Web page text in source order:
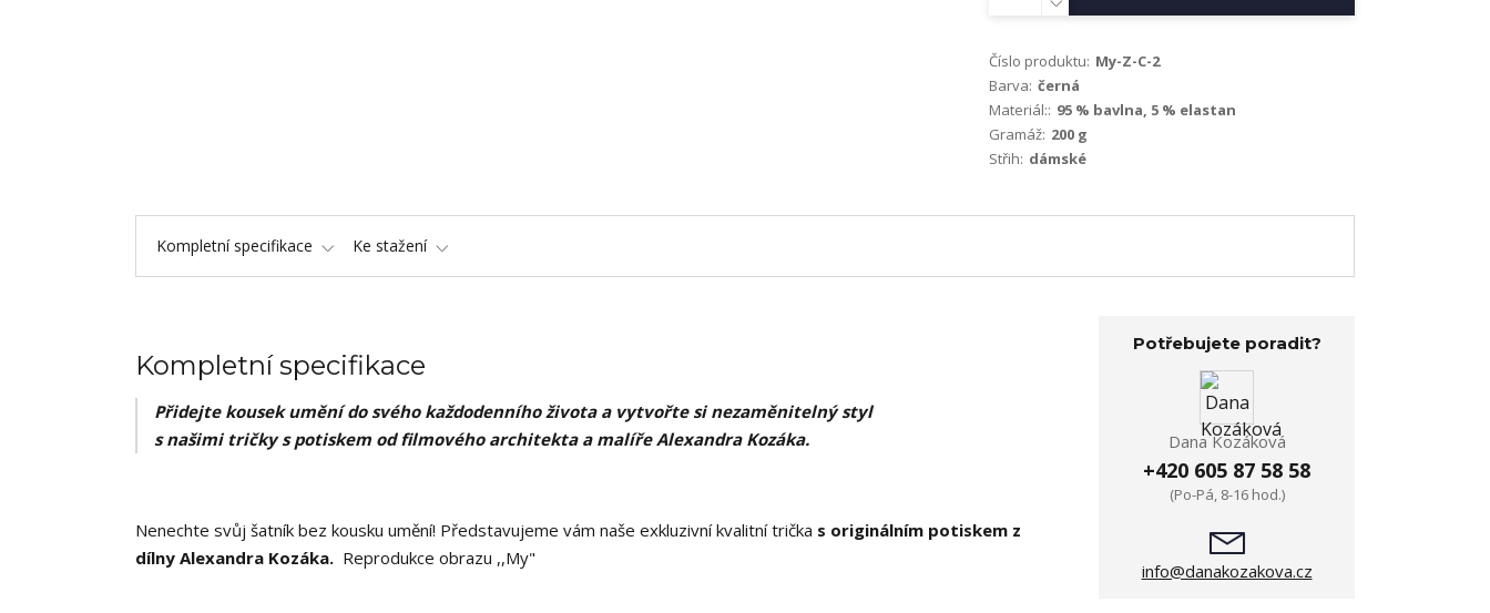
Číslo produktu: My-Z-C-2
Barva: černá
Materiál:: 95 % bavlna, 5 % elastan
Gramáž: 200 g
Střih: dámské
Kompletní specifikace Ke stažení
Kompletní specifikace
Přidejte kousek umění do svého každodenního života a vytvořte si nezaměnitelný styl
s našimi tričky s potiskem od filmového architekta a malíře Alexandra Kozáka.
Nenechte svůj šatník bez kousku umění! Představujeme vám naše exkluzivní kvalitní trička s originálním potiskem z
dílny Alexandra Kozáka. Reprodukce obrazu ,,My"
Potřebujete poradit?
Dana Kozáková
+420 605 87 58 58
(Po-Pá, 8-16 hod.)
info@danakozakova.cz